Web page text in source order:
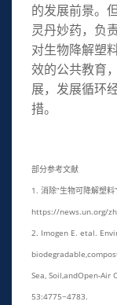
的发展前景。
灵丹妙药，负
对生物降解塑
效的公共教育
展，发展循环
措。
部分参考文献
1. 消除“生物可降解塑
https://news.un.org/
2. Imogen E. etal.
Sea, Soil,andOpen-Air
53:4775−4783.